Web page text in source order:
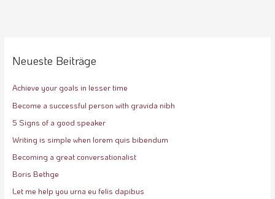
Neueste Beiträge
Achieve your goals in lesser time
Become a successful person with gravida nibh
5 Signs of a good speaker
Writing is simple when lorem quis bibendum
Becoming a great conversationalist
Boris Bethge
Let me help you urna eu felis dapibus